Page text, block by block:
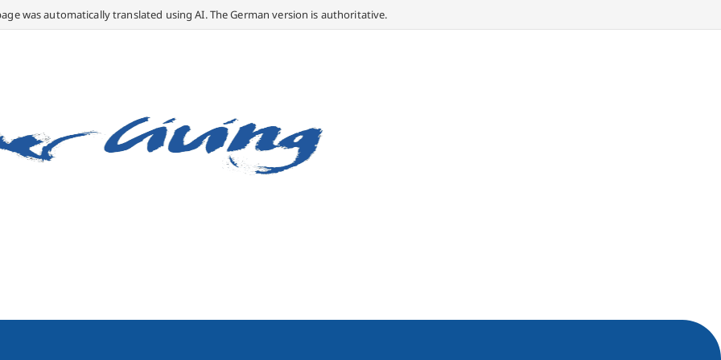
was automatically translated using AI. The German version is authoritative.